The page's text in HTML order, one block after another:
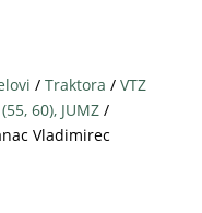
/ Traktora / VTZ
60), JUMZ/
Vladimirec